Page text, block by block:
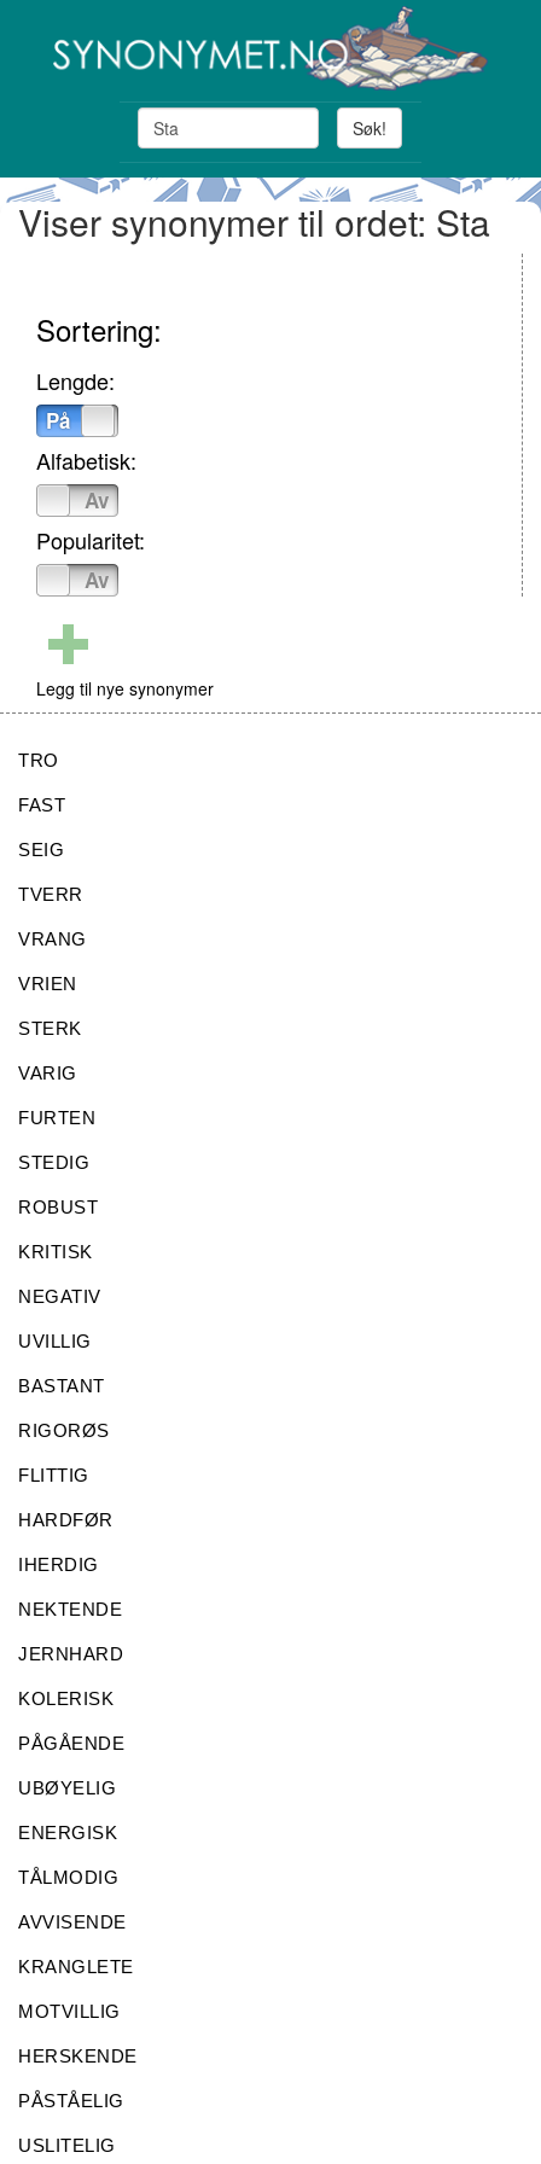
Søk!
Viser synonymer til ordet: Sta
Sortering:
Lengde:
På
Alfabetisk:
Av
Popularitet:
Av
Legg til nye synonymer
TRO
FAST
SEIG
TVERR
VRANG
VRIEN
STERK
VARIG
FURTEN
STEDIG
ROBUST
KRITISK
NEGATIV
UVILLIG
BASTANT
RIGORØS
FLITTIG
HARDFØR
IHERDIG
NEKTENDE
JERNHARD
KOLERISK
PÅGÅENDE
UBØYELIG
ENERGISK
TÅLMODIG
AVVISENDE
KRANGLETE
MOTVILLIG
HERSKENDE
PÅSTÅELIG
USLITELIG